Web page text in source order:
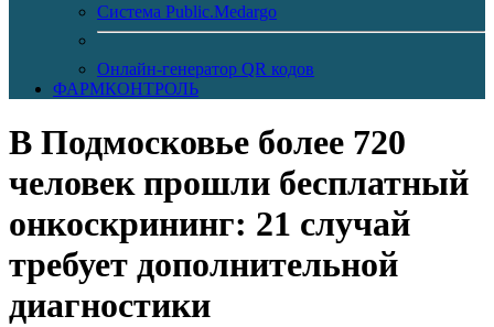
Система Public.Medargo
Онлайн-генератор QR кодов
ФАРМКОНТРОЛЬ
В Подмосковье более 720
человек прошли бесплатный
онкоскрининг: 21 случай
требует дополнительной
диагностики